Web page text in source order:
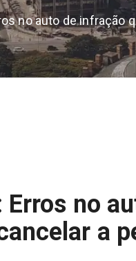
no auto de infração
no
a